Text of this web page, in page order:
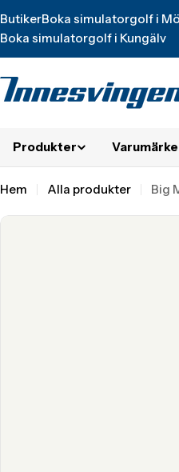
missing:
sv.accessibility.skip_to_text
ButikerBoka simulatorgolf i
Boka simulatorgolf i Kungälv
Produkter
Hem Alla produkter Big
Translation